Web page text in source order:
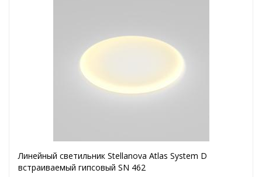
Линейный светильник Stellanova Atlas System D
встраиваемый гипсовый SN 462